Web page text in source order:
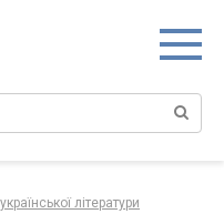
літератури